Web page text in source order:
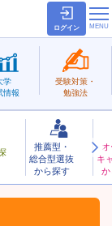
ログイン
推薦型・
総合型選抜
から探す
キ
か
学
情報
受験対策・
勉強法
お気に入り